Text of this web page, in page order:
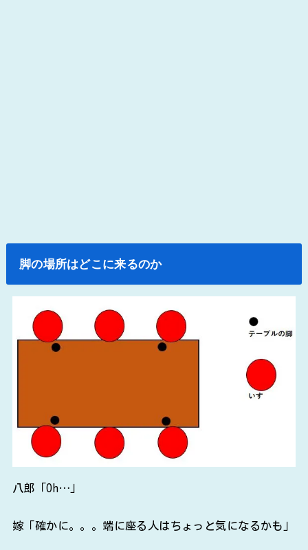
脚の場所はどこに来るのか
八郎「Oh…」
嫁「確かに。。。端に座る人はちょっと気になるかも」